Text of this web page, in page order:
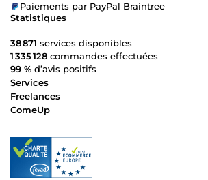
Paiements par PayPal Braintree
Statistiques
38 871 services disponibles
1 335 128 commandes effectuées
99 % d’avis positifs
Services
Freelances
ComeUp